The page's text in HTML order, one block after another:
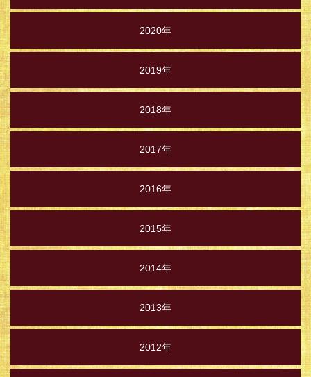
2020年
2019年
2018年
2017年
2016年
2015年
2014年
2013年
2012年